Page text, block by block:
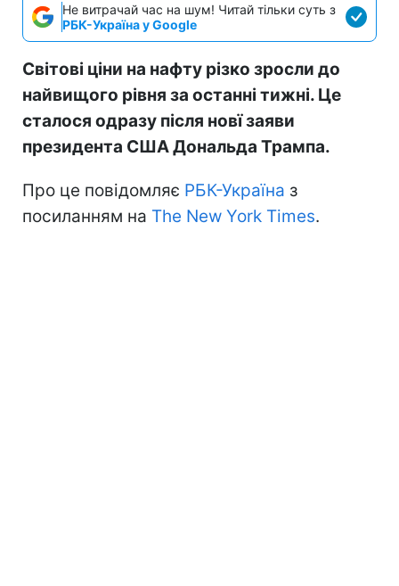
Не витрачай час на шум! Читай тільки суть з
РБК-Україна у Google
Світові ціни на нафту різко зросли до
найвищого рівня за останні тижні. Це
сталося одразу після новї заяви
президента США Дональда Трампа.
Про це повідомляє РБК-Україна з
посиланням на The New York Times.